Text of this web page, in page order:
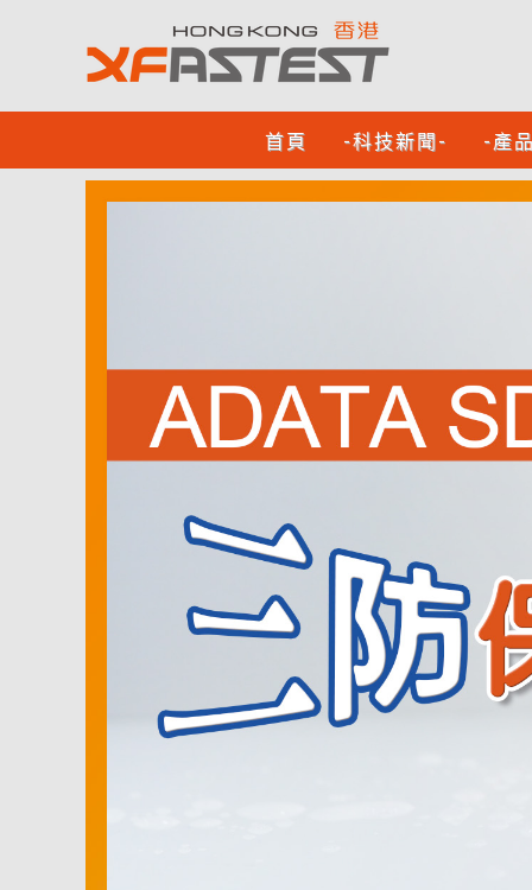
首頁 -科技新聞- -產